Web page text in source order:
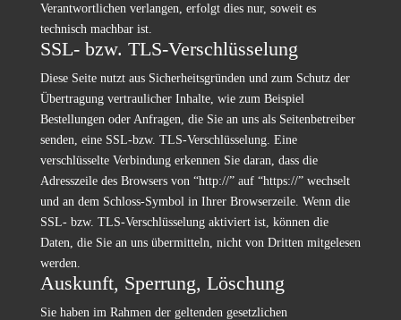
Verantwortlichen verlangen, erfolgt dies nur, soweit es
technisch machbar ist.
SSL- bzw. TLS-Verschlüsselung
Diese Seite nutzt aus Sicherheitsgründen und zum Schutz der
Übertragung vertraulicher Inhalte, wie zum Beispiel
Bestellungen oder Anfragen, die Sie an uns als Seitenbetreiber
senden, eine SSL-bzw. TLS-Verschlüsselung. Eine
verschlüsselte Verbindung erkennen Sie daran, dass die
Adresszeile des Browsers von “http://” auf “https://” wechselt
und an dem Schloss-Symbol in Ihrer Browserzeile. Wenn die
SSL- bzw. TLS-Verschlüsselung aktiviert ist, können die
Daten, die Sie an uns übermitteln, nicht von Dritten mitgelesen
werden.
Auskunft, Sperrung, Löschung
Sie haben im Rahmen der geltenden gesetzlichen